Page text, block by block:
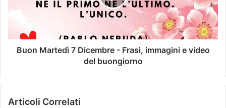
Buon Martedì 7 Dicembre - Frasi, immagini e video
del buongiorno
Articoli Correlati